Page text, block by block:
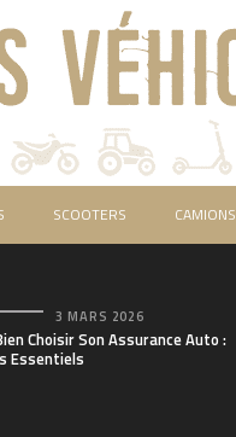
SCOOTERS CAMIONS
3 MARS 2026
Choisir Son Assurance Auto :
Essentiels